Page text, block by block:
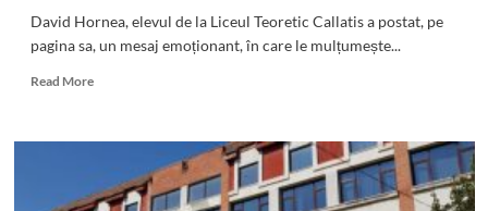
David Hornea, elevul de la Liceul Teoretic Callatis a postat, pe
pagina sa, un mesaj emoționant, în care le mulțumește...
Read MoreRead
David
elevul
de